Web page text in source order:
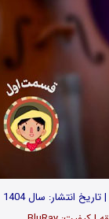
| تاریخ انتشار: سال 1404